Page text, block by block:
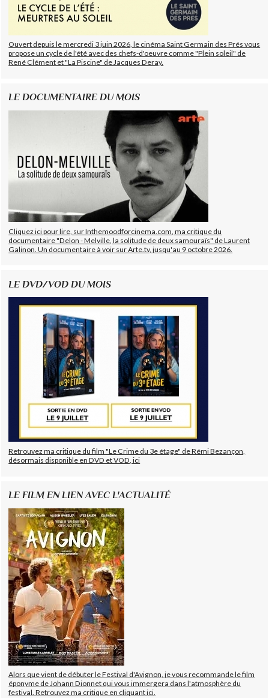
Ouvert depuis le mercredi 3 juin 2026, le cinéma Saint Germain des Prés vous
propose un cycle de l'été avec des chefs-d'oeuvre comme "Plein soleil" de
René Clément et "La Piscine" de Jacques Deray.
LE DOCUMENTAIRE DU MOIS
Cliquez ici pour lire, sur Inthemoodforcinema.com, ma critique du
documentaire "Delon - Melville, la solitude de deux samouraïs" de Laurent
Galinon. Un documentaire à voir sur Arte.tv, jusqu'au 9 octobre 2026.
LE DVD/VOD DU MOIS
Retrouvez ma critique du film "Le Crime du 3e étage" de Rémi Bezançon,
désormais disponible en DVD et VOD, ici
LE FILM EN LIEN AVEC L'ACTUALITÉ
Alors que vient de débuter le Festival d'Avignon, je vous recommande le film
éponyme de Johann Dionnet qui vous immergera dans l'atmosphère du
festival. Retrouvez ma critique en cliquant ici.